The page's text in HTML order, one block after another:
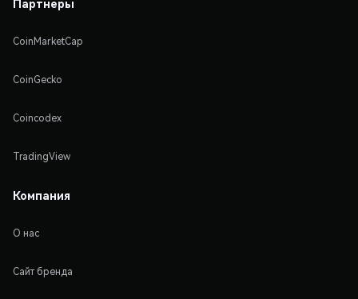
CoinMarketCap
CoinGecko
Coincodex
TradingView
Компания
О нас
Сайт бренда